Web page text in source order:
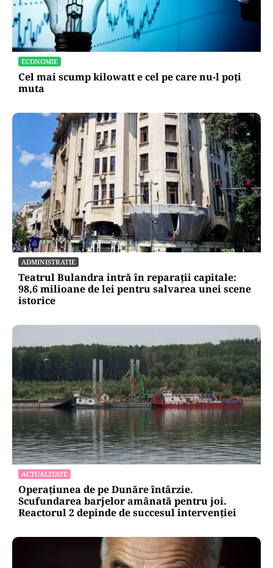
ECONOMIE
Cel mai scump kilowatt e cel pe care nu-l poți
muta
ADMINISTRATIE
Teatrul Bulandra intră în reparații capitale:
98,6 milioane de lei pentru salvarea unei scene
istorice
ACTUALITATE
Operațiunea de pe Dunăre întârzie.
Scufundarea barjelor amânată pentru joi.
Reactorul 2 depinde de succesul intervenției